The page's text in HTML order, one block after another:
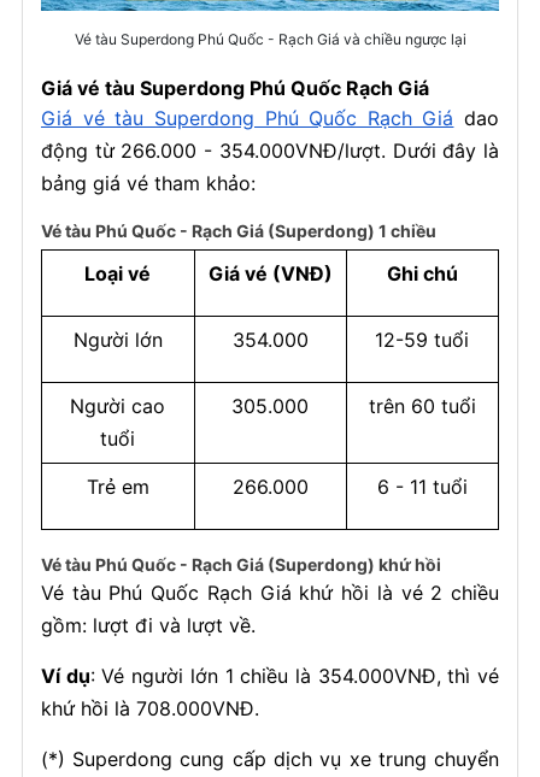
Vé tàu Superdong Phú Quốc - Rạch Giá và chiều ngược lại
Giá vé tàu Superdong Phú Quốc Rạch Giá
Giá vé tàu Superdong Phú Quốc Rạch Giá dao
động từ 266.000 - 354.000VNĐ/lượt. Dưới đây là
bảng giá vé tham khảo:
Vé tàu Phú Quốc - Rạch Giá (Superdong) 1 chiều
Loại vé Giá vé (VNĐ) Ghi chú
Người lớn 354.000 12-59 tuổi
Người cao
tuổi
305.000 trên 60 tuổi
Trẻ em 266.000 6 - 11 tuổi
Vé tàu Phú Quốc - Rạch Giá (Superdong) khứ hồi
Vé tàu Phú Quốc Rạch Giá khứ hồi là vé 2 chiều
gồm: lượt đi và lượt về.
Ví dụ: Vé người lớn 1 chiều là 354.000VNĐ, thì vé
khứ hồi là 708.000VNĐ.
(*) Superdong cung cấp dịch vụ xe trung chuyển